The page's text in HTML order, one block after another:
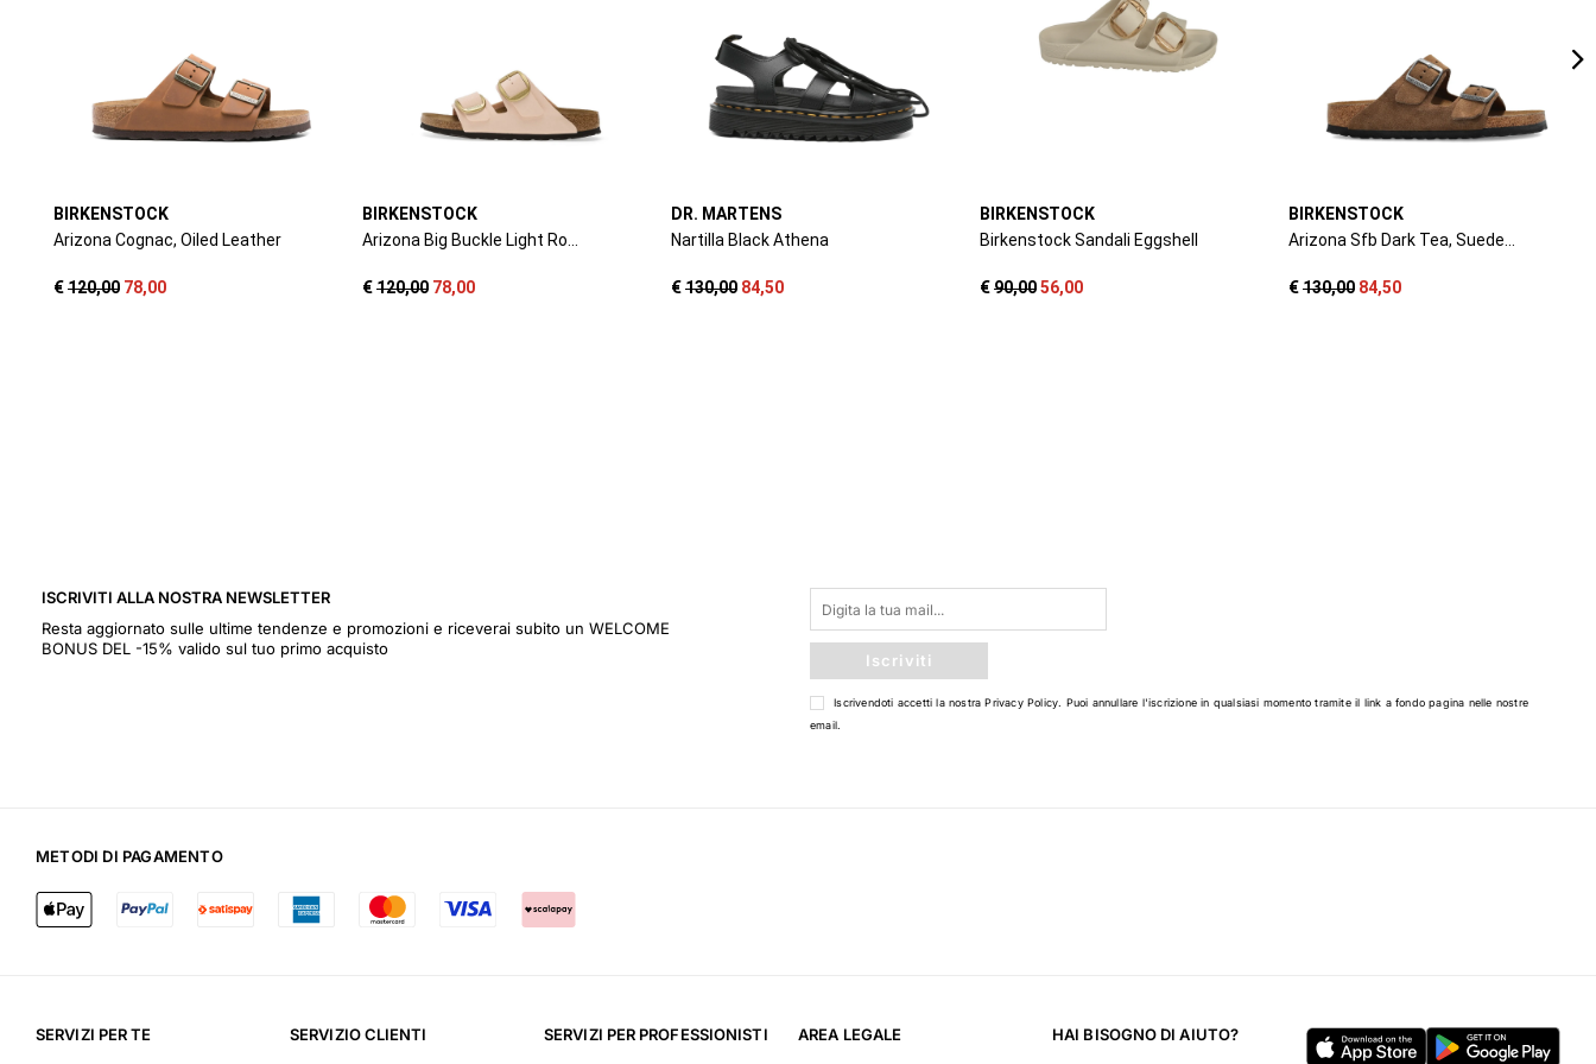
ISCRIVITI ALLA NOSTRA NEWSLETTER
Resta aggiornato sulle ultime tendenze e promozioni e riceverai subito un WELCOME
BONUS DEL -15% valido sul tuo primo acquisto
Iscriviti
Iscrivendoti accetti la nostraPrivacy Policy. Puoi annullare l'iscrizione in qualsiasi momento tramite il link a fondo pagina nelle nostre
email.
METODI DI PAGAMENTO
SERVIZI PER TE SERVIZIO CLIENTI SERVIZI PER PROFESSIONISTI AREA LEGALE HAI BISOGNO DI AIUTO?